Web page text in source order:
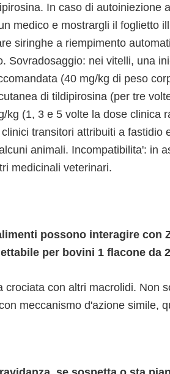
In caso di autoiniezione
medico e mostrargli il foglietto
siringhe a riempimento
Sovradosaggio: nei vitelli, una
(40 mg/kg di peso
di tildipirosina (per tre
kg (1, 3 e 5 volte la dose clinica
transitori attribuiti a fastidio
animali. Incompatibilita': in
medicinali veterinari.
possono interagire con
per bovini 1 flacone da
crociata con altri macrolidi. Non
meccanismo d'azione simile,